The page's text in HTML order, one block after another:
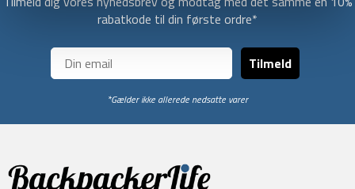
rabatkode til din første ordre*
Tilmeld
*Gælder ikke allerede nedsatte varer